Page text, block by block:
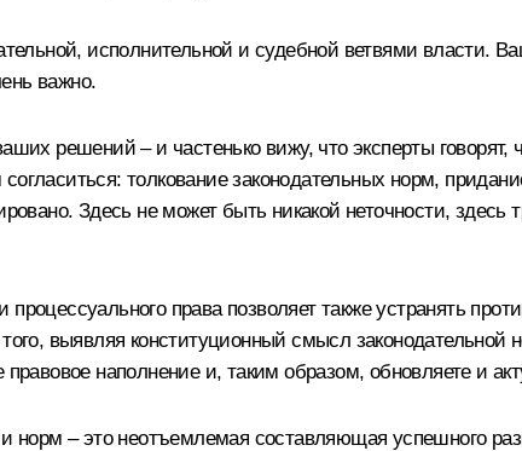
исполнительной и судебной ветвями власти.
важно.
решений – и частенько вижу, что эксперты
толкование законодательных норм,
Здесь не может быть никакой неточности, здесь
права позволяет также устранять
выявляя конституционный смысл
наполнение и, таким образом, обновляете и
норм – это неотъемлемая составляющая успешного